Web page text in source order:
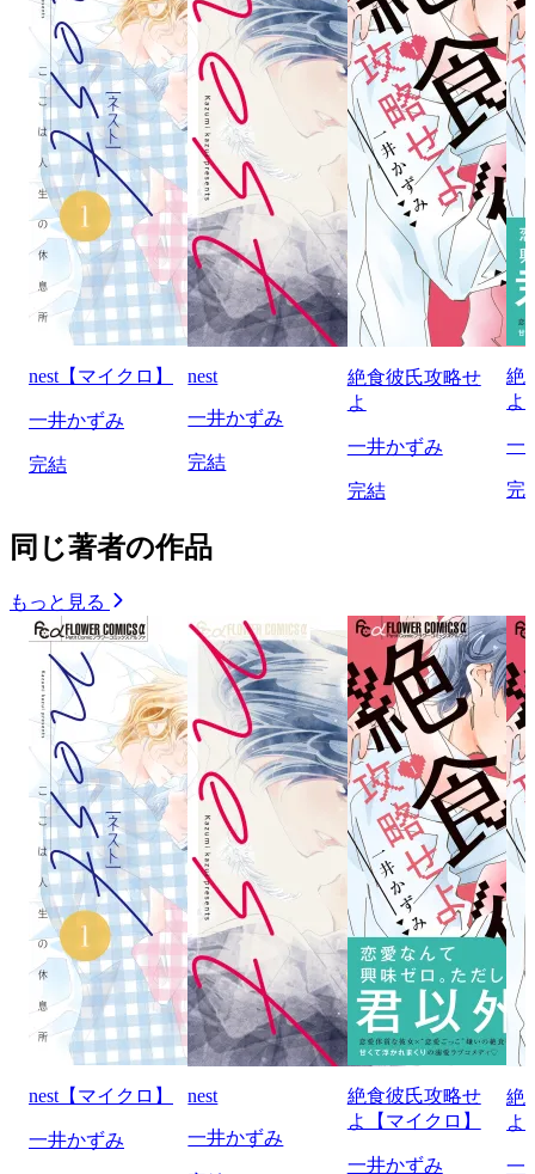
nest【マイクロ】
一井かずみ
完結
nest
一井かずみ
完結
絶食彼氏攻略せ
よ
一井かずみ
完結
絶
よ
一
完
同じ著者の作品
もっと見る
nest【マイクロ】
一井かずみ
nest
一井かずみ
絶食彼氏攻略せ
よ【マイクロ】
一井かずみ
絶
よ
一